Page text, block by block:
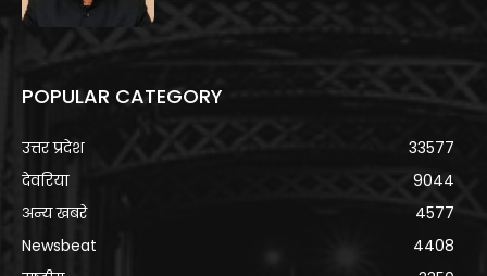
POPULAR CATEGORY
उत्तर प्रदेश
33577
देवरिया
9044
अन्य खबरे
4577
Newsbeat
4408